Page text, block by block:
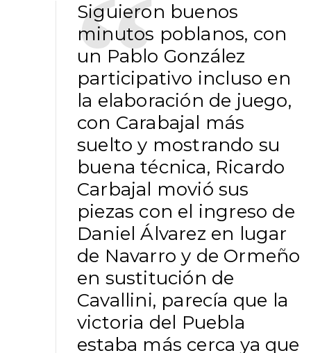
Siguieron buenos
minutos poblanos, con
un Pablo González
participativo incluso en
la elaboración de juego,
con Carabajal más
suelto y mostrando su
buena técnica, Ricardo
Carbajal movió sus
piezas con el ingreso de
Daniel Álvarez en lugar
de Navarro y de Ormeño
en sustitución de
Cavallini, parecía que la
victoria del Puebla
estaba más cerca ya que